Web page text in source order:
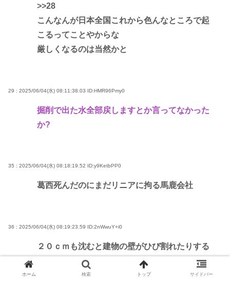
>>28
こんなんが日本全国これから色んなところで起
こるってことやからな
厳しくなるのは当然かと
29 : 2025/06/04(水) 08:11:38.03 ID:HMR96Pmy0
掘削で出た水全部戻しますとか言ってなかった
か?
35 : 2025/06/04(水) 08:18:19.52 ID:y9KetbPP0
葛西死んだのにまだリニアに拘る馬鹿会社
36 : 2025/06/04(水) 08:19:23.59 ID:2nWwuY+i0
２０ｃｍも沈むと建物の壁がひび割れたりする
ホーム 検索 トップ サイドバー